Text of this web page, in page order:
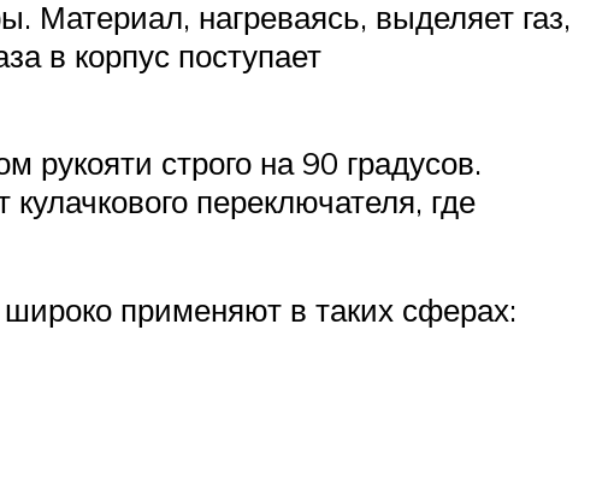
Материал, нагреваясь, выделяет газ,
в корпус поступает
строго на 90 градусов.
переключателя, где
широко применяют в таких сферах: